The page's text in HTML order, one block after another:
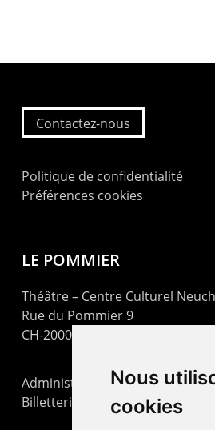
Nous
cookies
Contactez-nous
Politique de confidentialité
Préférences cookies
LE POMMIER
Théâtre – Centre Culturel
Rue du Pommier 9
CH-2000 Neuchâtel
Administration : +41 32 725 03
Billetterie : +41 32 725 05 05